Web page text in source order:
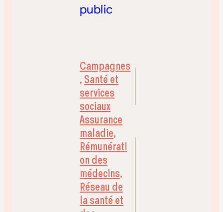
public
Campagnes
,Santé et
services
sociaux
Assurance
maladie,
Rémunérati
on des
médecins,
Réseau de
la santé et